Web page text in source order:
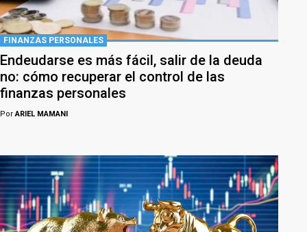
FINANZAS PERSONALES
Endeudarse es más fácil, salir de la deuda
no: cómo recuperar el control de las
finanzas personales
PorARIEL MAMANI